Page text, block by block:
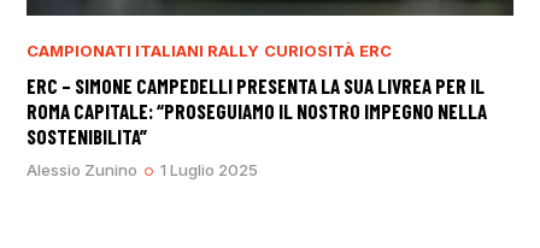
CAMPIONATI ITALIANI RALLY CURIOSITÀ ERC
ERC – SIMONE CAMPEDELLI PRESENTA LA SUA LIVREA PER IL
ROMA CAPITALE: “PROSEGUIAMO IL NOSTRO IMPEGNO NELLA
SOSTENIBILITA”
Alessio Zunino 1 Luglio 2025